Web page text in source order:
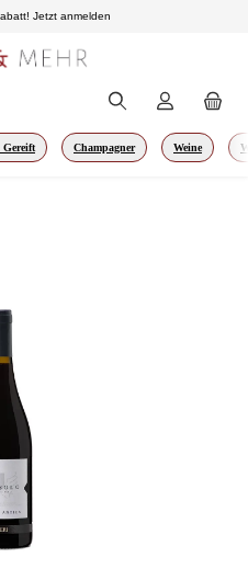
Jetzt anmelden
Champagner Weine